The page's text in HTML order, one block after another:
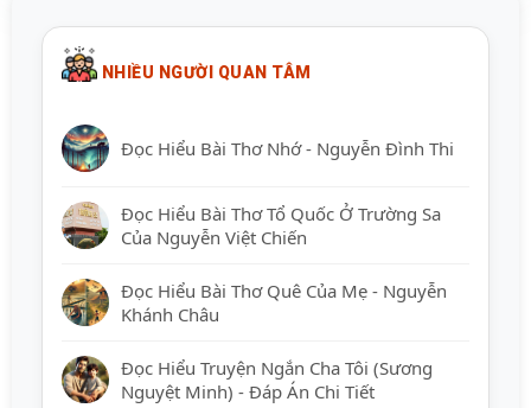
NHIỀU NGƯỜI QUAN TÂM
Đọc Hiểu Bài Thơ Nhớ - Nguyễn Đình Thi
Đọc Hiểu Bài Thơ Tổ Quốc Ở Trường Sa
Của Nguyễn Việt Chiến
Đọc Hiểu Bài Thơ Quê Của Mẹ - Nguyễn
Khánh Châu
Đọc Hiểu Truyện Ngắn Cha Tôi (Sương
Nguyệt Minh) - Đáp Án Chi Tiết